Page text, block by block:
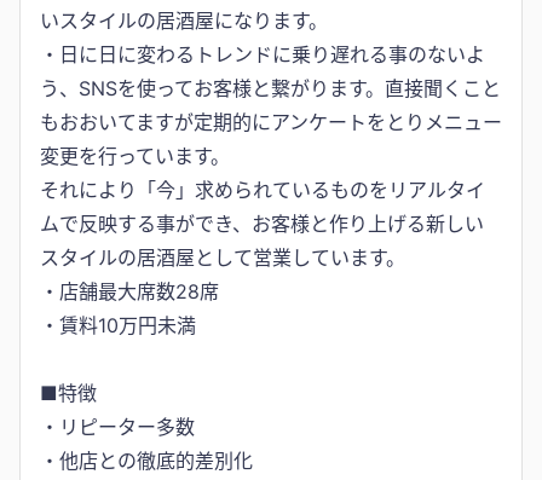
いスタイルの居酒屋になります。
・日に日に変わるトレンドに乗り遅れる事のないよ
う、SNSを使ってお客様と繋がります。直接聞くこと
もおおいてますが定期的にアンケートをとりメニュー
変更を行っています。
それにより「今」求められているものをリアルタイ
ムで反映する事ができ、お客様と作り上げる新しい
スタイルの居酒屋として営業しています。
・店舗最大席数28席
・賃料10万円未満
■特徴
・リピーター多数
・他店との徹底的差別化